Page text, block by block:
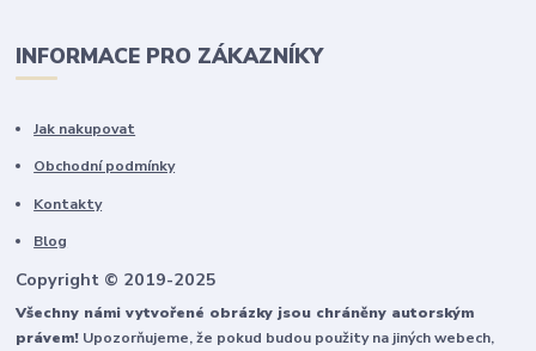
INFORMACE PRO ZÁKAZNÍKY
Jak nakupovat
Obchodní podmínky
Kontakty
Blog
Copyright © 2019-2025
Všechny námi vytvořené obrázky jsou chráněny autorským
právem! Upozorňujeme, že pokud budou použity na jiných webech,